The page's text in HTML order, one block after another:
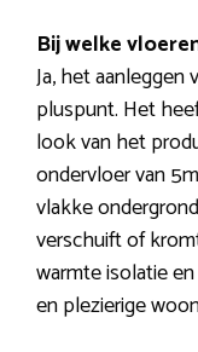
Bij welke
Ja, het
pluspunt. Het
look van het
ondervloer van
vlakke
verschuift of
warmte isolatie
en plezierige